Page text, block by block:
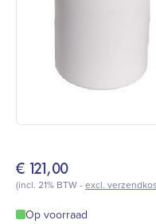
€121,00
(incl. 21% BTW -excl.
Op voorraad